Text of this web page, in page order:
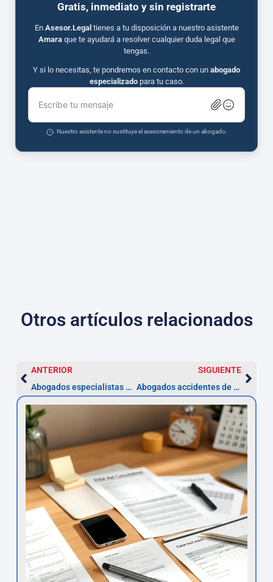
Gratis, inmediato y sin registrarte
En Asesor.Legal tienes a tu disposición a nuestro asistente
Amaraque te ayudará a resolver cualquier duda legal que
tengas.
Y si lo necesitas, te pondremos en contacto con un abogado
especializadopara tu caso.
Escribe tu mensaje
Nuestro asistente no sustituye el asesoramiento de un abogado.
Otros artículos relacionados
ANTERIOR
Abogados especialistas en Mercado de Valores en Almería
SIGUIENTE
Abogados accidentes de tráfico en Almería | Indemnizaciones